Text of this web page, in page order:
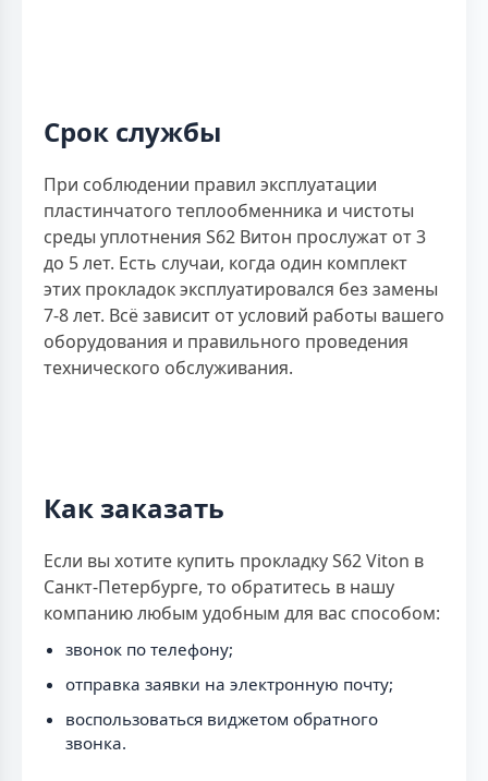
Срок службы
При соблюдении правил эксплуатации
пластинчатого теплообменника и чистоты
среды уплотнения S62 Витон прослужат от 3
до 5 лет. Есть случаи, когда один комплект
этих прокладок эксплуатировался без замены
7-8 лет. Всё зависит от условий работы вашего
оборудования и правильного проведения
технического обслуживания.
Как заказать
Если вы хотите купить прокладку S62 Viton в
Санкт-Петербурге, то обратитесь в нашу
компанию любым удобным для вас способом:
звонок по телефону;
отправка заявки на электронную почту;
воспользоваться виджетом обратного
звонка.